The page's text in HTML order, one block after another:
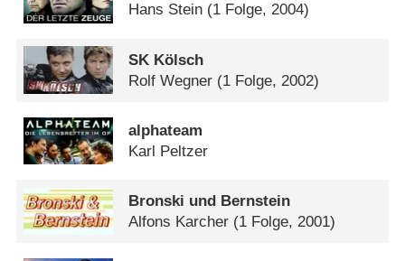
Hans Stein (1 Folge, 2004)
SK Kölsch
Rolf Wegner (1 Folge, 2002)
alphateam
Karl Peltzer
Bronski und Bernstein
Alfons Karcher (1 Folge, 2001)